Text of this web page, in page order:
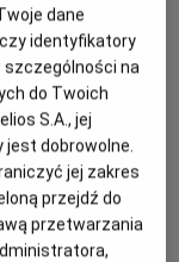
w
cz.
dane
identyfikatory
szczególności na
do Twoich
S.A., jej
jest dobrowolne.
jej zakres
przejdź do
przetwarzania